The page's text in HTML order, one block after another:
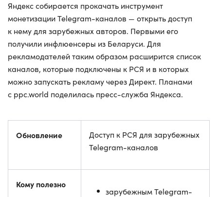
Яндекс собирается прокачать инструмент
монетизации Telegram-каналов — открыть доступ
к нему для зарубежных авторов. Первыми его
получили инфлюенсеры из Беларуси. Для
рекламодателей таким образом расширится список
каналов, которые подключены к РСЯ и в которых
можно запускать рекламу через Директ. Планами
с ppc.world поделилась пресс-служба Яндекса.
Обновление
Доступ к РСЯ для зарубежных
Telegram-каналов
Кому полезно
зарубежным Telegram-